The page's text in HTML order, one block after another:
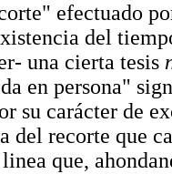
efectuado
del
una cierta tesis
en persona"
su carácter de
del recorte que
que,